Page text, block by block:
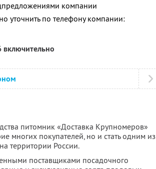
компании
по телефону компании:
включительно
питомник «Доставка Крупномеров»
многих покупателей, но и стать одним из
территории России.
поставщиками посадочного